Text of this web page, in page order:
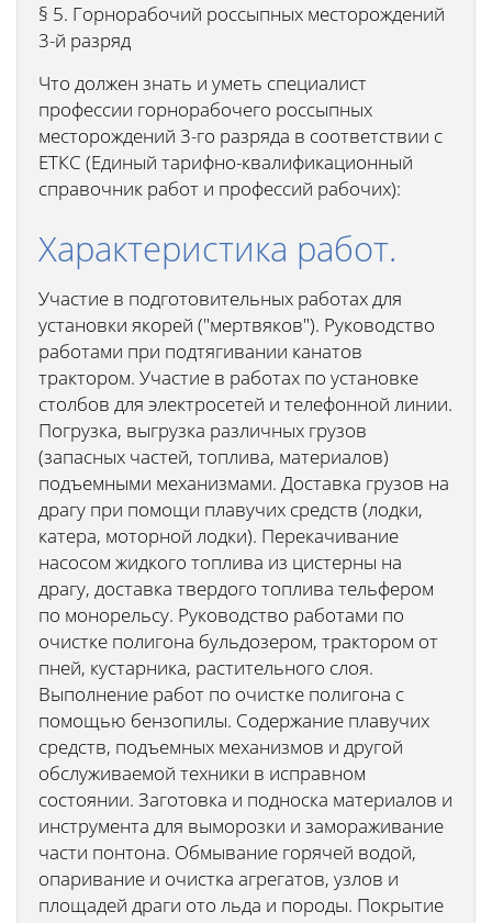
§ 5. Горнорабочий россыпных месторождений
3-й разряд
Что должен знать и уметь специалист
профессии горнорабочего россыпных
месторождений 3-го разряда в соответствии с
ЕТКС (Единый тарифно-квалификационный
справочник работ и профессий рабочих):
Характеристика работ.
Участие в подготовительных работах для
установки якорей ("мертвяков"). Руководство
работами при подтягивании канатов
трактором. Участие в работах по установке
столбов для электросетей и телефонной линии.
Погрузка, выгрузка различных грузов
(запасных частей, топлива, материалов)
подъемными механизмами. Доставка грузов на
драгу при помощи плавучих средств (лодки,
катера, моторной лодки). Перекачивание
насосом жидкого топлива из цистерны на
драгу, доставка твердого топлива тельфером
по монорельсу. Руководство работами по
очистке полигона бульдозером, трактором от
пней, кустарника, растительного слоя.
Выполнение работ по очистке полигона с
помощью бензопилы. Содержание плавучих
средств, подъемных механизмов и другой
обслуживаемой техники в исправном
состоянии. Заготовка и подноска материалов и
инструмента для выморозки и замораживание
части понтона. Обмывание горячей водой,
опаривание и очистка агрегатов, узлов и
площадей драги ото льда и породы. Покрытие